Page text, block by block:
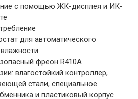
с помощью ЖК-дисплея и ИК-
для автоматического
фреон R410A
влагостойкий контроллер,
стали, специальное
и пластиковый корпус